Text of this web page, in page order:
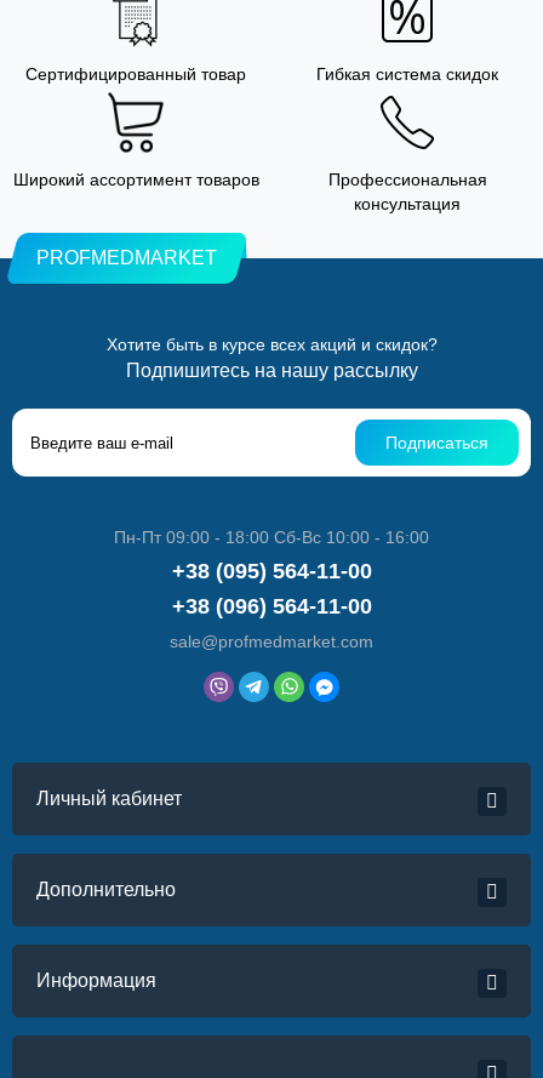
Сертифицированный товар Гибкая система скидок
Широкий ассортимент товаров
Профессиональная
консультация
PROFMEDMARKET
Хотите быть в курсе всех акций и скидок?
Подпишитесь на нашу рассылку
Подписаться
Пн-Пт 09:00 - 18:00 Сб-Вс 10:00 - 16:00
+38 (095) 564-11-00
+38 (096) 564-11-00
sale@profmedmarket.com
Личный кабинет
Дополнительно
Информация